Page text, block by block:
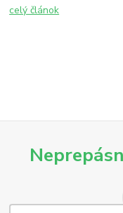
celý článok